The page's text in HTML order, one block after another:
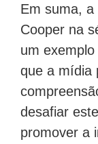
Em suma, a
Cooper na
um
que a mídia
desafiar
promover a